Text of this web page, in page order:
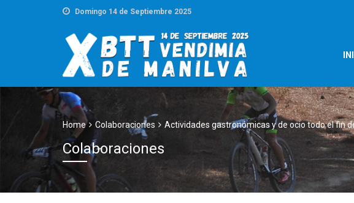
Domingo 14 de Septiembre 2025
Home Colaboraciones Actividades gastronómicas y de ocio todo el fin
Colaboraciones